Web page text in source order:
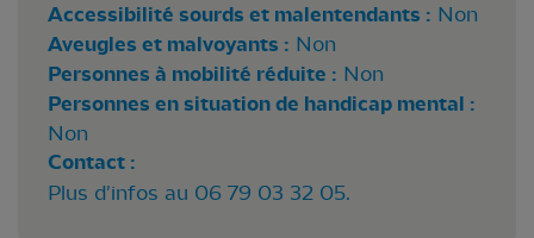
Accessibilité sourds et malentendants : Non
Aveugles et malvoyants : Non
Personnes à mobilité réduite : Non
Personnes en situation de handicap mental :
Non
Contact :
Plus d'infos au 06 79 03 32 05.